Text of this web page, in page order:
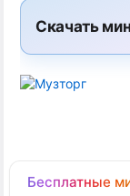
Бесплатные
Скачать